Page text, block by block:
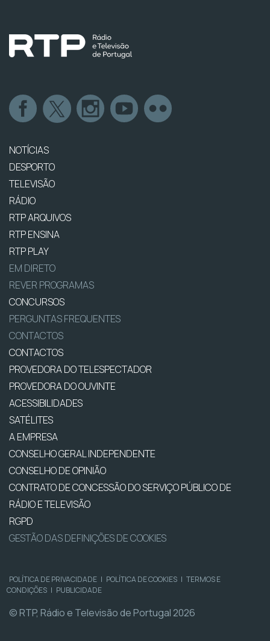
NOTÍCIAS
DESPORTO
TELEVISÃO
RÁDIO
RTP ARQUIVOS
RTP ENSINA
RTP PLAY
EM DIRETO
REVER PROGRAMAS
CONCURSOS
PERGUNTAS FREQUENTES
CONTACTOS
CONTACTOS
PROVEDORA DO TELESPECTADOR
PROVEDORA DO OUVINTE
ACESSIBILIDADES
SATÉLITES
A EMPRESA
CONSELHO GERAL INDEPENDENTE
CONSELHO DE OPINIÃO
CONTRATO DE CONCESSÃO DO SERVIÇO PÚBLICO DE
RÁDIO E TELEVISÃO
RGPD
GESTÃO DAS DEFINIÇÕES DE COOKIES
POLÍTICA DE PRIVACIDADE | POLÍTICA DE COOKIES | TERMOS E
CONDIÇÕES | PUBLICIDADE
© RTP, Rádio e Televisão de Portugal 2026